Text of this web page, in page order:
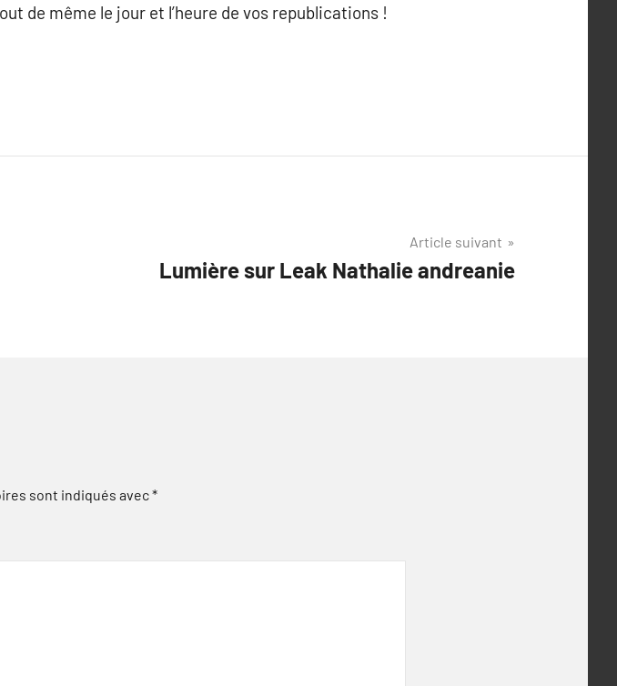
de même le jour et l’heure de vos republications !
Article suivant
Lumière sur Leak Nathalie andreanie
sont indiqués avec*